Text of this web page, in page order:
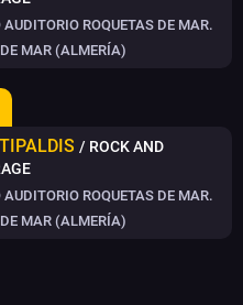
AUDITORIO ROQUETAS DE MAR.
MAR (ALMERÍA)
/ ROCK AND
AUDITORIO ROQUETAS DE MAR.
MAR (ALMERÍA)